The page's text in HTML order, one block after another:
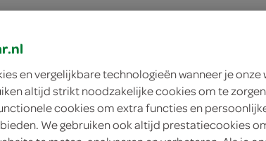
BakkersHart
en vergelijkbare technologieën wanneer je onze
altijd strikt noodzakelijke cookies om te
cookies om extra functies en
We gebruiken ook altijd prestatiecookies